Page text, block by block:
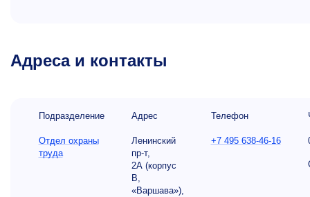
Адреса и контакты
Подразделение Адрес Телефон
Отдел охраны
труда
Ленинский
пр-т,
2А (корпус
В,
«Варшава»),
+7 495 638-46-16